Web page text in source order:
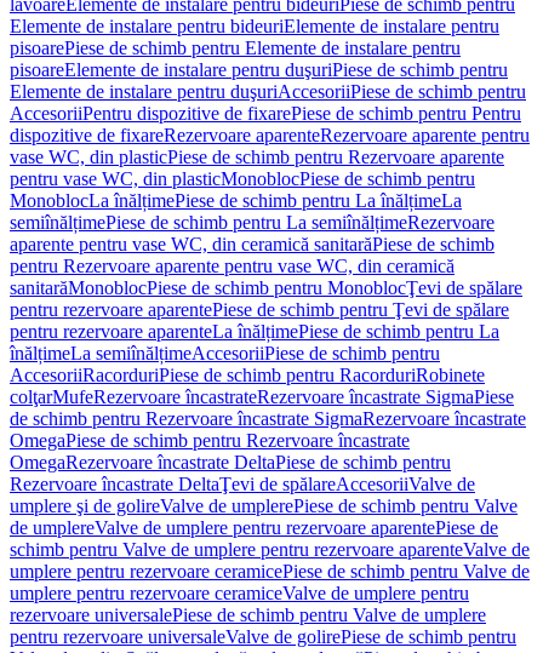
lavoareElemente de instalare pentru bideuriPiese de schimb pentru
Elemente de instalare pentru bideuriElemente de instalare pentru
pisoarePiese de schimb pentru Elemente de instalare pentru
pisoareElemente de instalare pentru duşuriPiese de schimb pentru
Elemente de instalare pentru duşuriAccesoriiPiese de schimb pentru
AccesoriiPentru dispozitive de fixarePiese de schimb pentru Pentru
dispozitive de fixareRezervoare aparenteRezervoare aparente pentru
vase WC, din plasticPiese de schimb pentru Rezervoare aparente
pentru vase WC, din plasticMonoblocPiese de schimb pentru
MonoblocLa înălțimePiese de schimb pentru La înălțimeLa
semiînălțimePiese de schimb pentru La semiînălțimeRezervoare
aparente pentru vase WC, din ceramică sanitarăPiese de schimb
pentru Rezervoare aparente pentru vase WC, din ceramică
sanitarăMonoblocPiese de schimb pentru MonoblocŢevi de spălare
pentru rezervoare aparentePiese de schimb pentru Ţevi de spălare
pentru rezervoare aparenteLa înălțimePiese de schimb pentru La
înălțimeLa semiînălțimeAccesoriiPiese de schimb pentru
AccesoriiRacorduriPiese de schimb pentru RacorduriRobinete
colţarMufeRezervoare încastrateRezervoare încastrate SigmaPiese
de schimb pentru Rezervoare încastrate SigmaRezervoare încastrate
OmegaPiese de schimb pentru Rezervoare încastrate
OmegaRezervoare încastrate DeltaPiese de schimb pentru
Rezervoare încastrate DeltaŢevi de spălareAccesoriiValve de
umplere şi de golireValve de umplerePiese de schimb pentru Valve
de umplereValve de umplere pentru rezervoare aparentePiese de
schimb pentru Valve de umplere pentru rezervoare aparenteValve de
umplere pentru rezervoare ceramicePiese de schimb pentru Valve de
umplere pentru rezervoare ceramiceValve de umplere pentru
rezervoare universalePiese de schimb pentru Valve de umplere
pentru rezervoare universaleValve de golirePiese de schimb pentru